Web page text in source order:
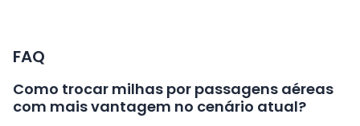
FAQ
Como trocar milhas por passagens aéreas
com mais vantagem no cenário atual?